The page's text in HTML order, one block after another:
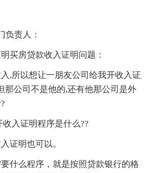
负责人：
买房贷款收入证明问题：
,所以想让一朋友公司给我开收入证
那公司不是他的,还有他那公司是外
入证明程序是什么??
证明也可以。
什么程序，就是按照贷款银行的格